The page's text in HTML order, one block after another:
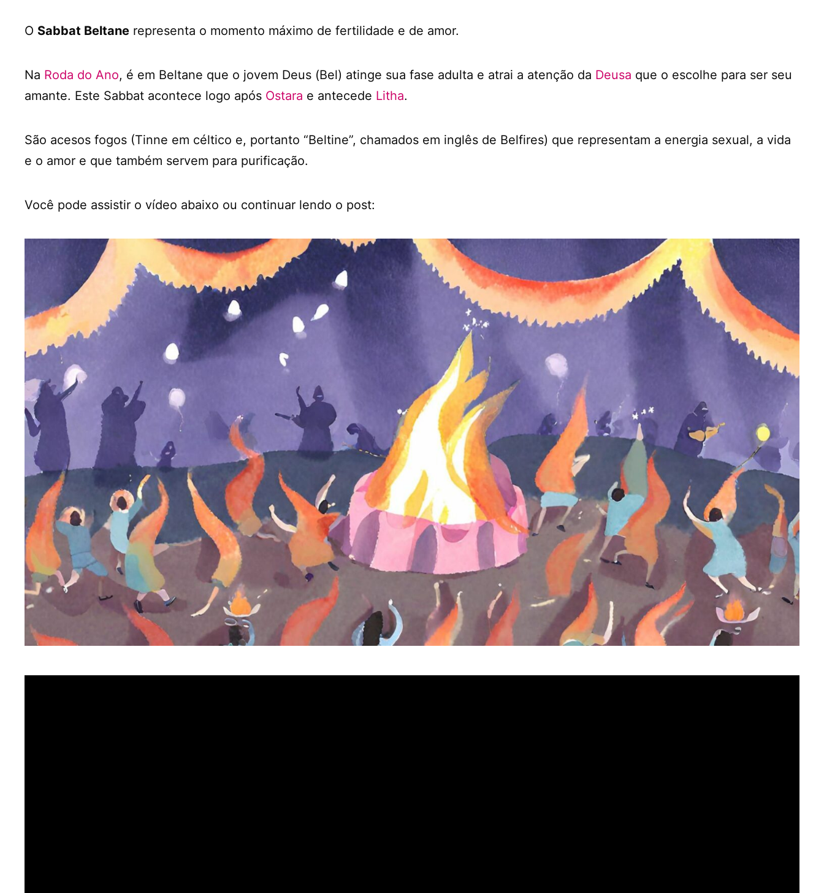
O Sabbat Beltane representa o momento máximo de fertilidade e de amor.
Na Roda do Ano, é em Beltane que o jovem Deus (Bel) atinge sua fase adulta e atrai a atenção da Deusa que o escolhe para ser seu
amante. Este Sabbat acontece logo após Ostara e antecede Litha.
São acesos fogos (Tinne em céltico e, portanto “Beltine”, chamados em inglês de Belfires) que representam a energia sexual, a vida
e o amor e que também servem para purificação.
Você pode assistir o vídeo abaixo ou continuar lendo o post: